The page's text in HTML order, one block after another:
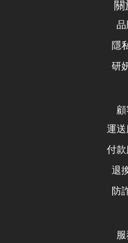
關
隱
研
運
付
退
防